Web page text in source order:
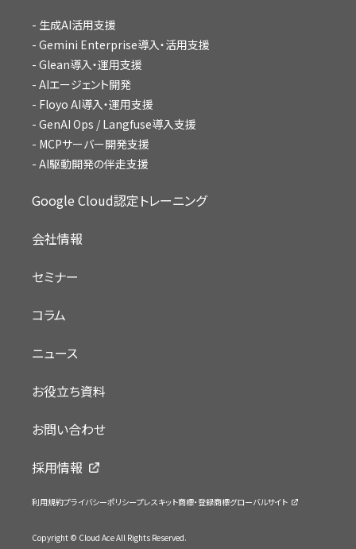
生成AI活用支援
Gemini Enterprise導入・活用支援
Glean導入・運用支援
AIエージェント開発
Floyo AI導入・運用支援
GenAI Ops / Langfuse導入支援
MCPサーバー開発支援
AI駆動開発の伴走支援
Google Cloud認定トレーニング
会社情報
セミナー
コラム
ニュース
お役立ち資料
お問い合わせ
採用情報
利用規約プライバシーポリシープレスキット商標・登録商標グローバルサイト
Copyright © Cloud Ace All Rights Reserved.